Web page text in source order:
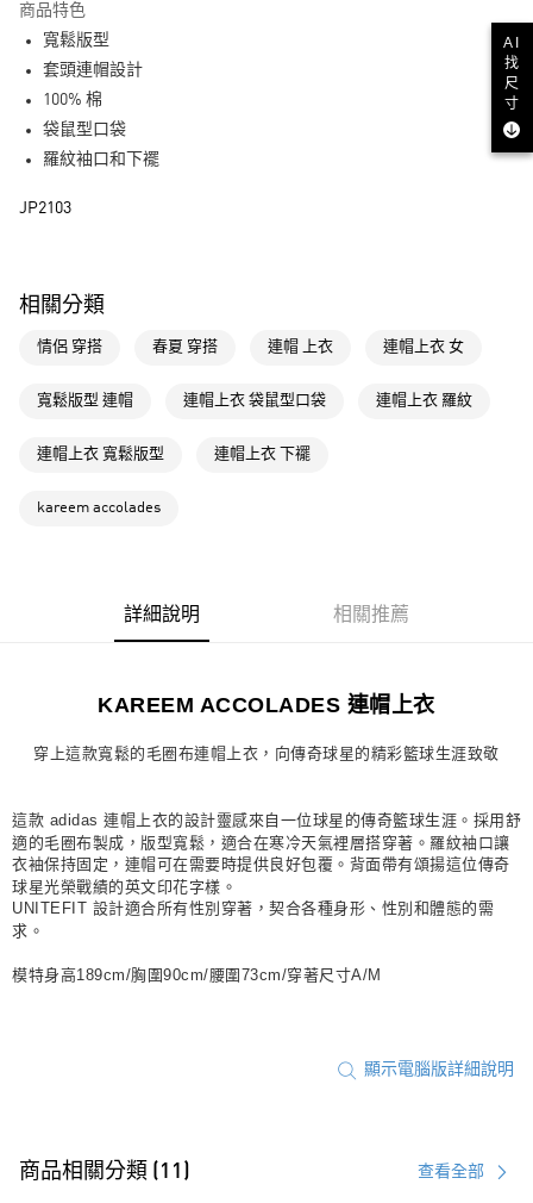
LINE Pay
全家取貨付款
付款後全家取貨
每筆NT$80，滿NT$1,500(含以上)免運費
付款後萊爾富取貨
每筆NT$80，滿NT$1,500(含以上)免運費
每筆NT$80，滿NT$1,500(含以上)免運費
付款後門市自取
商品特色
寬鬆版型
套頭連帽設計
100% 棉
袋鼠型口袋
羅紋袖口和下襬
JP2103
相關分類
情侶 穿搭 春夏 穿搭 連帽 上衣 連帽上衣 女
寬鬆版型 連帽 連帽上衣 袋鼠型口袋 連帽上衣 羅紋
連帽上衣 寬鬆版型 連帽上衣 下襬
kareem accolades
詳細說明 相關推薦
KAREEM ACCOLADES 連帽上衣
穿上這款寬鬆的毛圈布連帽上衣，向傳奇球星的精彩籃球生涯致敬
這款 adidas 連帽上衣的設計靈感來自一位球星的傳奇籃球生涯。採用舒
適的毛圈布製成，版型寬鬆，適合在寒冷天氣裡層搭穿著。羅紋袖口讓
衣袖保持固定，連帽可在需要時提供良好包覆。背面帶有頌揚這位傳奇
球星光榮戰績的英文印花字樣。
UNITEFIT 設計適合所有性別穿著，契合各種身形、性別和體態的需
求。
模特身高189cm/胸圍90cm/腰圍73cm/穿著尺寸A/M
顯示電腦版詳細說明
商品相關分類 (11) 查看全部
AI
找
尺
寸